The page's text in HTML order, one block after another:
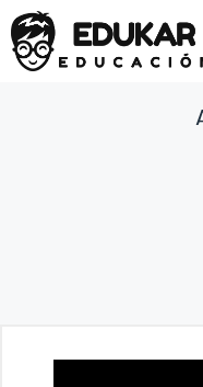
Saltar
al
contenido